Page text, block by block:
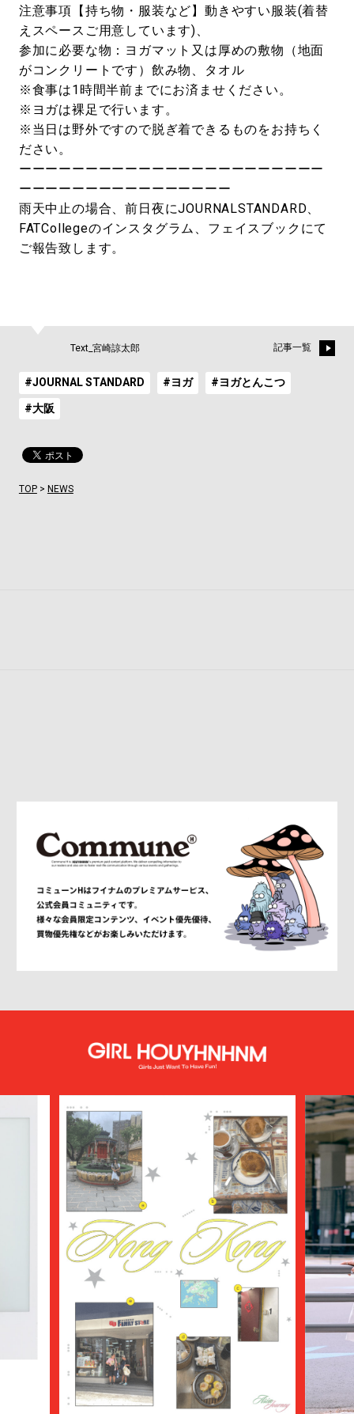
注意事項【持ち物・服装など】動きやすい服装(着替
えスペースご用意しています)、
参加に必要な物：ヨガマット又は厚めの敷物（地面
がコンクリートです）飲み物、タオル
※食事は1時間半前までにお済ませください。
※ヨガは裸足で行います。
※当日は野外ですので脱ぎ着できるものをお持ちく
ださい。
ーーーーーーーーーーーーーーーーーーーーーーー
ーーーーーーーーーーーーーーーー
雨天中止の場合、前日夜にJOURNALSTANDARD、
FATCollegeのインスタグラム、フェイスブックにて
ご報告致します。
Text_宮崎諒太郎 記事一覧
#JOURNAL STANDARD #ヨガ #ヨガとんこつ
#大阪
TOP> NEWS